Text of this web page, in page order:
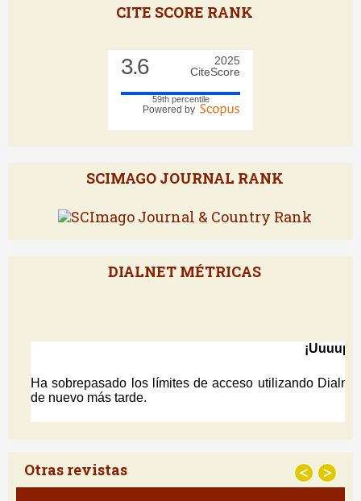
CITE SCORE RANK
3.6
2025
CiteScore
59th percentile
Powered by
SCIMAGO JOURNAL RANK
DIALNET MÉTRICAS
Otras revistas < >